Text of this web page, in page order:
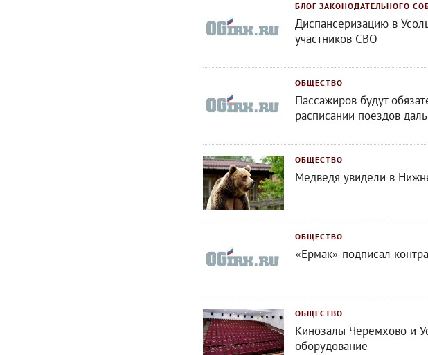
БЛОГ ЗАКОНОДАТЕЛЬНОГО
Диспансеризацию в
участников СВО
ОБЩЕСТВО
Пассажиров будут
расписании поездов
ОБЩЕСТВО
Медведя увидели в
ОБЩЕСТВО
«Ермак» подписал
ОБЩЕСТВО
Кинозалы Черемхово и
оборудование